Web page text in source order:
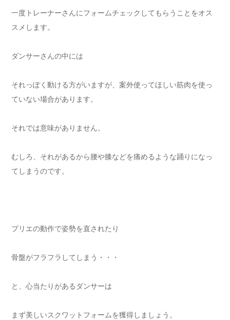
一度トレーナーさんにフォームチェックしてもらうことをオス
スメします。
ダンサーさんの中には
それっぽく動ける方がいますが、案外使ってほしい筋肉を使っ
ていない場合があります。
それでは意味がありません。
むしろ、それがあるから腰や膝などを痛めるような踊りになっ
てしまうのです。
プリエの動作で姿勢を直されたり
骨盤がフラフラしてしまう・・・
と、心当たりがあるダンサーは
まず美しいスクワットフォームを獲得しましょう。